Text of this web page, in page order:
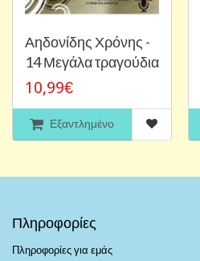
Αηδονίδης Χρόνης -
14 Μεγάλα τραγούδια
10,99€
Εξαντλημένο
Πληροφορίες
Πληροφορίες για εμάς